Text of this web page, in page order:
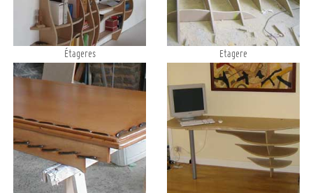
Étageres Etagere